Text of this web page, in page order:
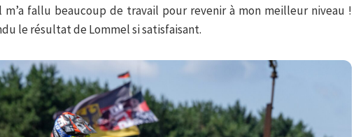
fallu beaucoup de travail pour revenir à mon meilleur niveau !
le résultat de Lommel si satisfaisant.